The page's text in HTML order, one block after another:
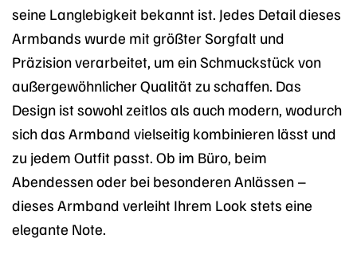
seine Langlebigkeit bekannt ist. Jedes Detail dieses
Armbands wurde mit größter Sorgfalt und
Präzision verarbeitet, um ein Schmuckstück von
außergewöhnlicher Qualität zu schaffen. Das
Design ist sowohl zeitlos als auch modern, wodurch
sich das Armband vielseitig kombinieren lässt und
zu jedem Outfit passt. Ob im Büro, beim
Abendessen oder bei besonderen Anlässen –
dieses Armband verleiht Ihrem Look stets eine
elegante Note.